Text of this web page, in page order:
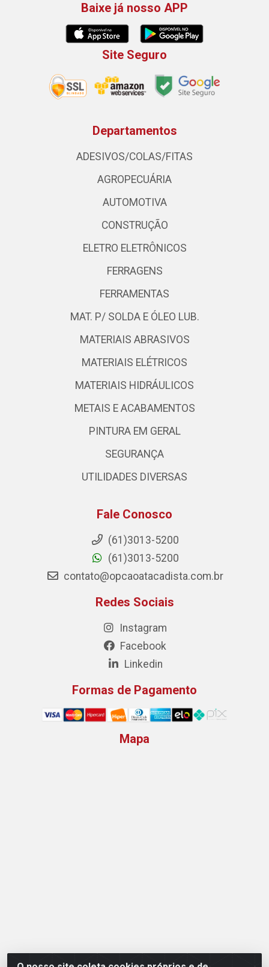
Baixe já nosso APP
Site Seguro
Departamentos
ADESIVOS/COLAS/FITAS
AGROPECUÁRIA
AUTOMOTIVA
CONSTRUÇÃO
ELETRO ELETRÔNICOS
FERRAGENS
FERRAMENTAS
MAT. P/ SOLDA E ÓLEO LUB.
MATERIAIS ABRASIVOS
MATERIAIS ELÉTRICOS
MATERIAIS HIDRÁULICOS
METAIS E ACABAMENTOS
PINTURA EM GERAL
SEGURANÇA
UTILIDADES DIVERSAS
Fale Conosco
(61)3013-5200
(61)3013-5200
contato@opcaoatacadista.com.br
Redes Sociais
Instagram
Facebook
Linkedin
Formas de Pagamento
Mapa